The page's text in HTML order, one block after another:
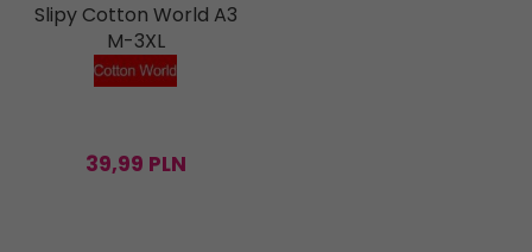
Slipy Cotton World A3
M-3XL
39,99 PLN